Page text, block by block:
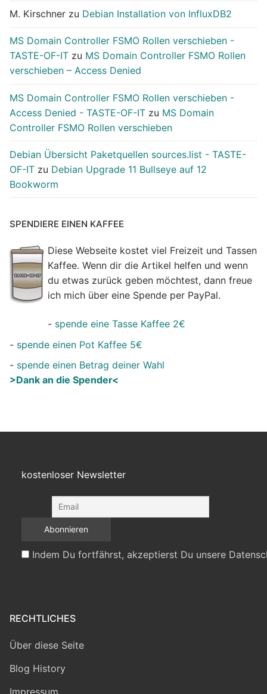
M. Kirschner zu Debian Installation von InfluxDB2
MS Domain Controller FSMO Rollen verschieben -
TASTE-OF-IT zu MS Domain Controller FSMO Rollen
verschieben – Access Denied
MS Domain Controller FSMO Rollen verschieben -
Access Denied - TASTE-OF-IT zu MS Domain
Controller FSMO Rollen verschieben
Debian Übersicht Paketquellen sources.list - TASTE-
OF-IT zu Debian Upgrade 11 Bullseye auf 12
Bookworm
SPENDIERE EINEN KAFFEE
Diese Webseite kostet viel Freizeit und Tassen
Kaffee. Wenn dir die Artikel helfen und wenn
du etwas zurück geben möchtest, dann freue
ich mich über eine Spende per PayPal.
- spende eine Tasse Kaffee 2€
- spende einen Pot Kaffee 5€
- spende einen Betrag deiner Wahl
>Dank an die Spender<
kostenloser Newsletter
Indem Du fortfährst, akzeptierst Du unsere
RECHTLICHES
Über diese Seite
Blog History